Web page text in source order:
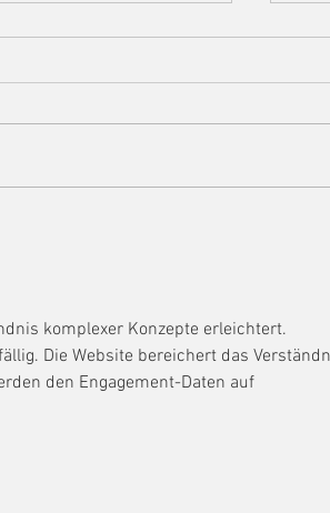
Osterfest 2026
komplexer Konzepte erleichtert.
Die Website bereichert das
den Engagement-Daten auf